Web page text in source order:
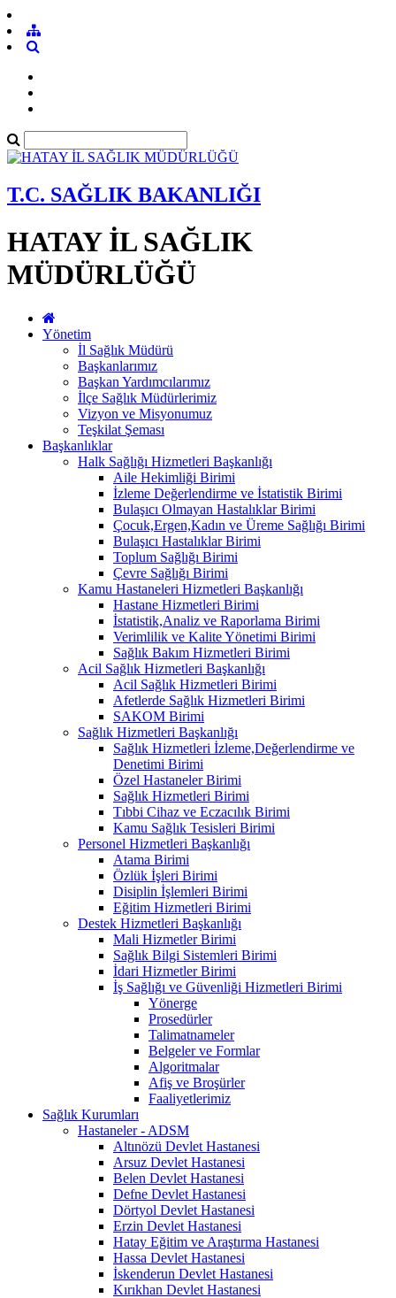
T.C. SAĞLIK BAKANLIĞI
HATAY İL SAĞLIK
MÜDÜRLÜĞÜ
Yönetim
İl Sağlık Müdürü
Başkanlarımız
Başkan Yardımcılarımız
İlçe Sağlık Müdürlerimiz
Vizyon ve Misyonumuz
Teşkilat Şeması
Başkanlıklar
Halk Sağlığı Hizmetleri Başkanlığı
Aile Hekimliği Birimi
İzleme Değerlendirme ve İstatistik Birimi
Bulaşıcı Olmayan Hastalıklar Birimi
Çocuk,Ergen,Kadın ve Üreme Sağlığı Birimi
Bulaşıcı Hastalıklar Birimi
Toplum Sağlığı Birimi
Çevre Sağlığı Birimi
Kamu Hastaneleri Hizmetleri Başkanlığı
Hastane Hizmetleri Birimi
İstatistik,Analiz ve Raporlama Birimi
Verimlilik ve Kalite Yönetimi Birimi
Sağlık Bakım Hizmetleri Birimi
Acil Sağlık Hizmetleri Başkanlığı
Acil Sağlık Hizmetleri Birimi
Afetlerde Sağlık Hizmetleri Birimi
SAKOM Birimi
Sağlık Hizmetleri Başkanlığı
Sağlık Hizmetleri İzleme,Değerlendirme ve
Denetimi Birimi
Özel Hastaneler Birimi
Sağlık Hizmetleri Birimi
Tıbbi Cihaz ve Eczacılık Birimi
Kamu Sağlık Tesisleri Birimi
Personel Hizmetleri Başkanlığı
Atama Birimi
Özlük İşleri Birimi
Disiplin İşlemleri Birimi
Eğitim Hizmetleri Birimi
Destek Hizmetleri Başkanlığı
Mali Hizmetler Birimi
Sağlık Bilgi Sistemleri Birimi
İdari Hizmetler Birimi
İş Sağlığı ve Güvenliği Hizmetleri Birimi
Yönerge
Prosedürler
Talimatnameler
Belgeler ve Formlar
Algoritmalar
Afiş ve Broşürler
Faaliyetlerimiz
Sağlık Kurumları
Hastaneler - ADSM
Altınözü Devlet Hastanesi
Arsuz Devlet Hastanesi
Belen Devlet Hastanesi
Defne Devlet Hastanesi
Dörtyol Devlet Hastanesi
Erzin Devlet Hastanesi
Hatay Eğitim ve Araştırma Hastanesi
Hassa Devlet Hastanesi
İskenderun Devlet Hastanesi
Kırıkhan Devlet Hastanesi